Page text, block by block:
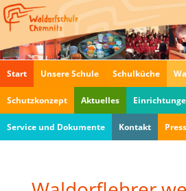
Start Unsere Schule Schulküche
Schutzkonzept Aktuelles
Service und Dokumente Kontakt